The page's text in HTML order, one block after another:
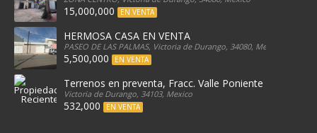
15,000,000 EN VENTA
HERMOSA CASA EN VENTA
PASEO DE LAS PALMAS, Victoria de Durango, 34080, Mexico
5,500,000 EN VENTA
Terrenos en preventa, Fracc. Valle Poniente
Victoria de Durango, 34103, Mexico
532,000 EN VENTA